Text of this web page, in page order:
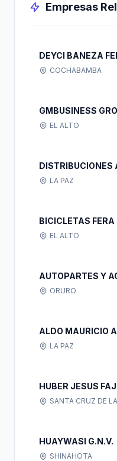
Empresas
DEYCI BANEZA
COCHABAMBA
GMBUSINESS
EL ALTO
DISTRIBUCIONES
LA PAZ
BICICLETAS FERA
EL ALTO
AUTOPARTES Y
ORURO
ALDO MAURICIO
LA PAZ
HUBER JESUS
SANTA CRUZ DE
HUAYWASI G.N.V.
SHINAHOTA